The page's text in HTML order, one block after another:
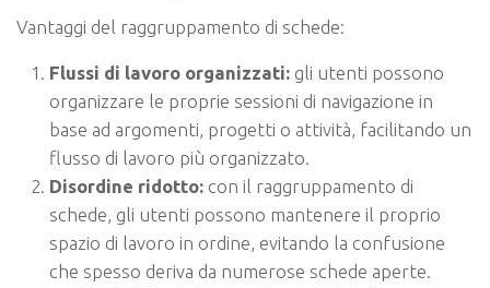
Vantaggi del raggruppamento di schede:
Flussi di lavoro organizzati: gli utenti possono
organizzare le proprie sessioni di navigazione in
base ad argomenti, progetti o attività, facilitando un
flusso di lavoro più organizzato.
Disordine ridotto: con il raggruppamento di
schede, gli utenti possono mantenere il proprio
spazio di lavoro in ordine, evitando la confusione
che spesso deriva da numerose schede aperte.